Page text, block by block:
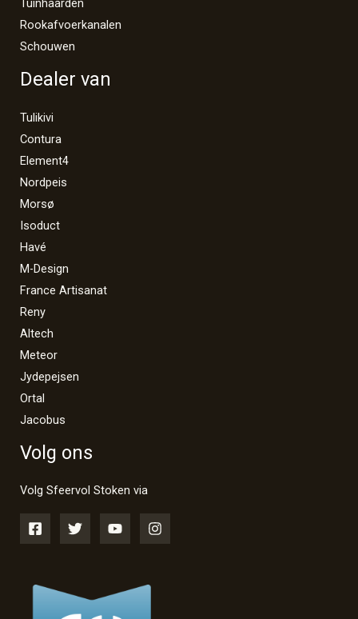
Tuinhaarden
Rookafvoerkanalen
Schouwen
Dealer van
Tulikivi
Contura
Element4
Nordpeis
Morsø
Isoduct
Havé
M-Design
France Artisanat
Reny
Altech
Meteor
Jydepejsen
Ortal
Jacobus
Volg ons
Volg Sfeervol Stoken via